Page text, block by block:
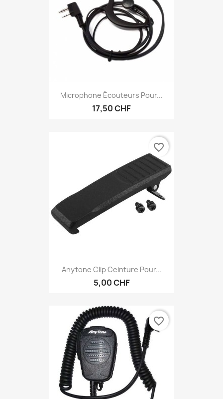
Microphone Écouteurs Pour...
17,50 CHF
Anytone Clip Ceinture Pour...
5,00 CHF
favorite_border
favorite_border